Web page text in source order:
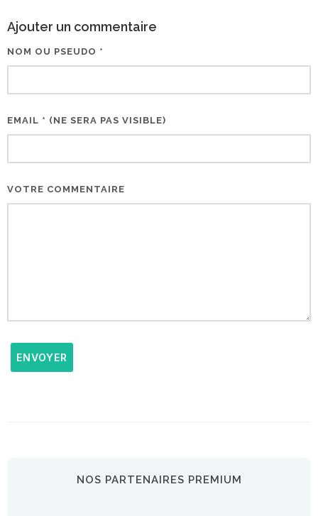
Ajouter un commentaire
NOM OU PSEUDO *
EMAIL * (NE SERA PAS VISIBLE)
VOTRE COMMENTAIRE
ENVOYER
NOS PARTENAIRES PREMIUM